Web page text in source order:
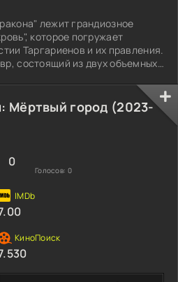
лежит грандиозное
которое погружает
Таргариенов и их правления.
состоящий из двух объемных
проекта. Рассказ
Гильдейна, ученого и историка,
Эйриса, сумел
о судьбе этой
Мёртвый город (2023-
0
Голосов: 0